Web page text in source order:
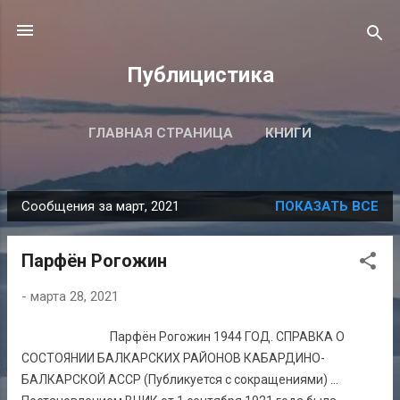
Публицистика
ГЛАВНАЯ СТРАНИЦА КНИГИ
ПОДРОБНЕЕ…
С
о
Сообщения за март, 2021 ПОКАЗАТЬ ВСЕ
Парфён Рогожин
- марта 28, 2021
Парфён Рогожин 1944 ГОД. CПРАВКА О
СОСТОЯНИИ БАЛКАРСКИХ РАЙОНОВ КАБАРДИНО-
БАЛКАРСКОЙ АССР (Публикуется с сокращениями) …